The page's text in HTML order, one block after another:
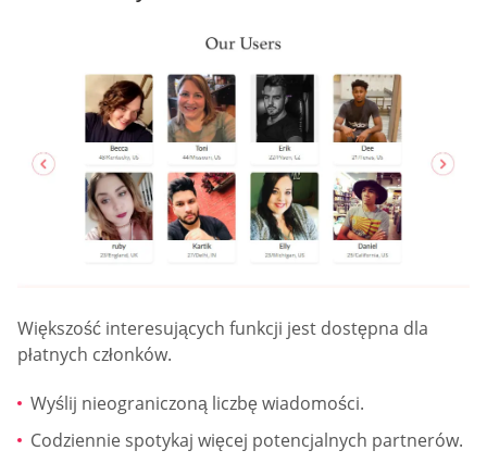
Większość interesujących funkcji jest dostępna dla
płatnych członków.
Wyślij nieograniczoną liczbę wiadomości.
Codziennie spotykaj więcej potencjalnych partnerów.